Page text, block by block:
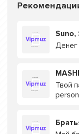
Suno,
Денег
Твой
person